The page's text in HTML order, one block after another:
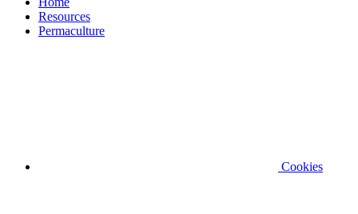
Resources
Permaculture
Cookies